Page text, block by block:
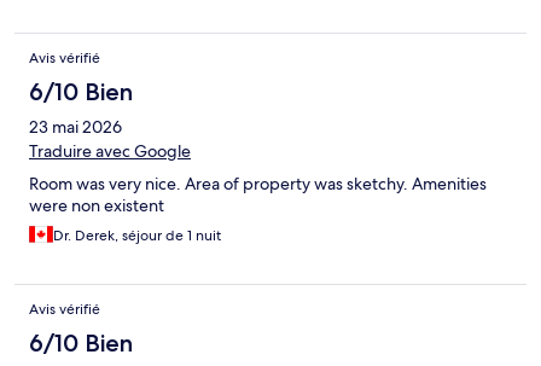
Avis vérifié
6/10 Bien
23 mai 2026
Traduire avec Google
Room was very nice. Area of property was sketchy. Amenities
were non existent
Dr. Derek, séjour de 1 nuit
Avis vérifié
6/10 Bien